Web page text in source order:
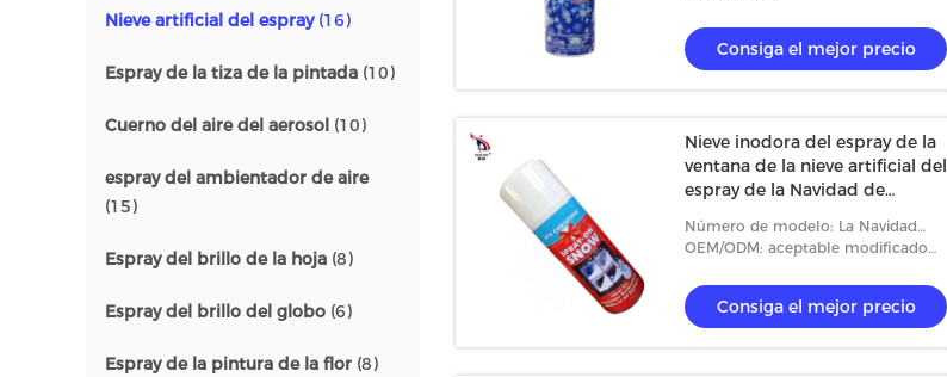
Nieve artificial del espray(16)
Espray de la tiza de la pintada (10)
Cuerno del aire del aerosol (10)
espray del ambientador de aire
(15)
Espray del brillo de la hoja (8)
Espray del brillo del globo (6)
Espray de la pintura de la flor (8)
Consiga el mejor precio
Nieve inodora del espray de la
ventana de la nieve artificial del
espray de la Navidad de
Número de modelo: La Navidad
Espray-en nieve
OEM/ODM: aceptable modificado
Consiga el mejor precio